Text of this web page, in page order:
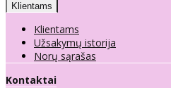
Klientams
Klientams
Užsakymų istorija
Norų sąrašas
Kontaktai